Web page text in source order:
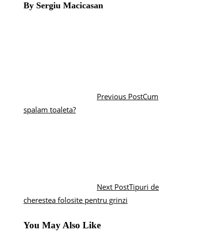
By Sergiu Macicasan
Previous PostCum
spalam toaleta?
Next PostTipuri de
cherestea folosite pentru grinzi
You May Also Like